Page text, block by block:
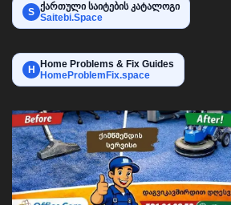
S ქართული საიტების კატალოგი
Saitebi.Space
H
Home Problems & Fix Guides
HomeProblemFix.space